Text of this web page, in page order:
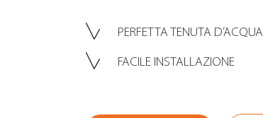
PERFETTA TENUTA D’ACQUA
FACILE INSTALLAZIONE